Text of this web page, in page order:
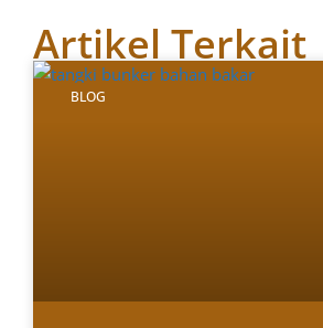
Artikel Terkait
BLOG